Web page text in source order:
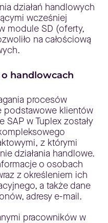
działań handlowych
wcześniej
module SD (oferty,
na całościową
handlowcach
procesów
podstawowe klientów
SAP w Tuplex zostały
z którymi
działania handlowe.
o osobach
z określeniem ich
a także dane
adresy e-mail.
pracowników w